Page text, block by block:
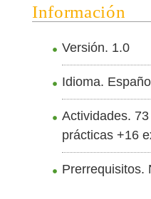
Información
Versión. 1.0
Idioma.
Actividades.
prácticas +16
Prerrequisitos.